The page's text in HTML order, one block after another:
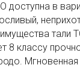
доступна в
тали
8 классу
Мгновенная